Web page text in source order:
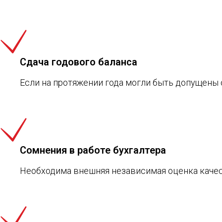
Сдача годового баланса
Если на протяжении года могли быть
Сомнения в работе бухгалтера
Необходима внешняя независимая оценка